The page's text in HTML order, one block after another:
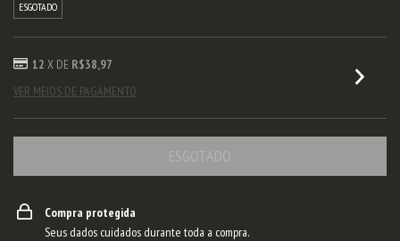
ESGOTADO
12 X DE R$38,97
VER MEIOS DE PAGAMENTO
Compra protegida
Seus dados cuidados durante toda a compra.